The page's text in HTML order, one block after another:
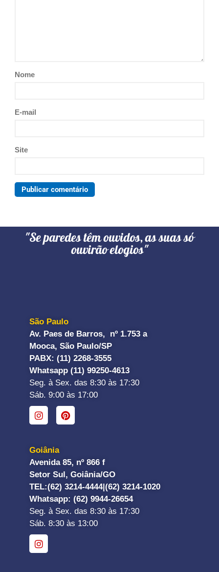
Nome
E-mail
Site
"Se paredes têm ouvidos, as suas só
ouvirão elogios"
São Paulo
Av. Paes de Barros, nº 1.753 a
Mooca, São Paulo/SP
PABX: (11) 2268-3555
Whatsapp (11) 99250-4613
Seg. à Sex. das 8:30 às 17:30
Sáb. 9:00 às 17:00
Goiânia
Avenida 85, nº 866 f
Setor Sul, Goiânia/GO
TEL:(62) 3214-4444| (62) 3214-1020
Whatsapp: (62) 9944-26654
Seg. à Sex. das 8:30 às 17:30
Sáb. 8:30 às 13:00